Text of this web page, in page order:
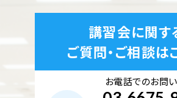
東京校【下期】第二種電気工事士
記）対策 9月19日・20日開催（
講習会に関す
ご質問・ご相談は
お電話でのお問